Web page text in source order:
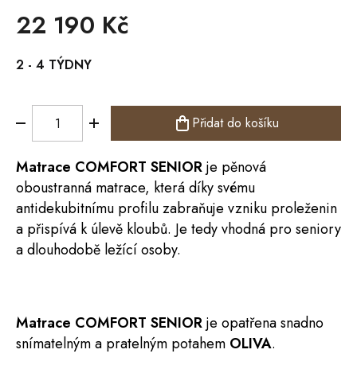
22 190 Kč
cena:
2 - 4 TÝDNY
Přidat do košíku
Matrace COMFORT SENIORje pěnová
oboustranná matrace, která díky svému
antidekubitnímu profilu zabraňuje vzniku proleženin
a přispívá k úlevě kloubů. Je tedy vhodná pro seniory
a dlouhodobě ležící osoby.
Matrace COMFORT SENIORje opatřena snadno
snímatelným a pratelným potahem OLIVA.